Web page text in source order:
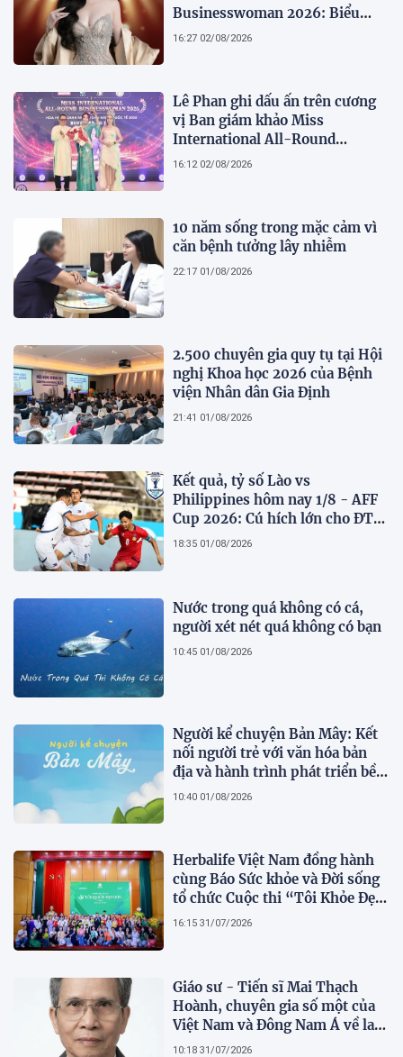
Businesswoman 2026: Biểu
tượng của nhan sắc, trí tuệ và
16:27 02/08/2026
Lê Phan ghi dấu ấn trên cương
vị Ban giám khảo Miss
International All-Round
Businesswoman 2026: Thanh
16:12 02/08/2026
10 năm sống trong mặc cảm vì
căn bệnh tưởng lây nhiễm
22:17 01/08/2026
2.500 chuyên gia quy tụ tại Hội
nghị Khoa học 2026 của Bệnh
viện Nhân dân Gia Định
21:41 01/08/2026
Kết quả, tỷ số Lào vs
Philippines hôm nay 1/8 - AFF
Cup 2026: Cú hích lớn cho ĐT
Việt Nam
18:35 01/08/2026
Nước trong quá không có cá,
người xét nét quá không có bạn
10:45 01/08/2026
Người kể chuyện Bản Mây: Kết
nối người trẻ với văn hóa bản
địa và hành trình phát triển bền
vững tại Tả Lèng
10:40 01/08/2026
Herbalife Việt Nam đồng hành
cùng Báo Sức khỏe và Đời sống
tổ chức Cuộc thi “Tôi Khỏe Đẹp
Hơn” lần thứ 5 để khuyến khích
16:15 31/07/2026
Giáo sư - Tiến sĩ Mai Thạch
Hoành, chuyên gia số một của
Việt Nam và Đông Nam Á về lai
tạo giống khoai lang hữu tính
10:18 31/07/2026